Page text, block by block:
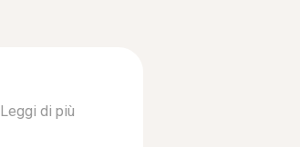
Leggi di più